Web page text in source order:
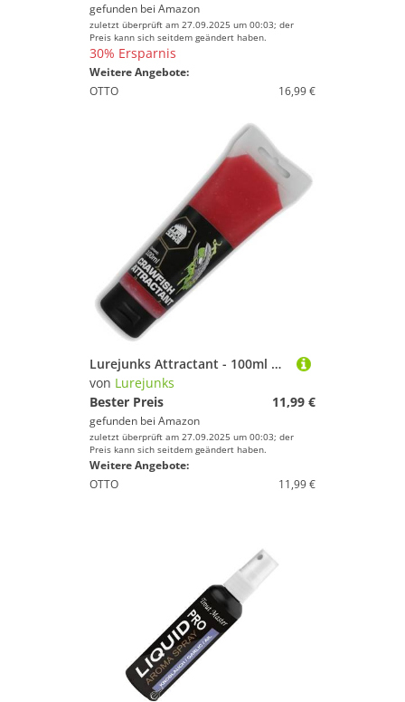
gefunden bei Amazon
zuletzt überprüft am 27.09.2025 um 00:03; der
Preis kann sich seitdem geändert haben.
30% Ersparnis
Weitere Angebote:
OTTO
16,99 €
Lurejunks Attractant - 100ml Paste zum Raubfischangeln, Lockstoff, Farbe/Aroma:Rot/Krustentier
von Lurejunks
Bester Preis
11,99 €
gefunden bei Amazon
zuletzt überprüft am 27.09.2025 um 00:03; der
Preis kann sich seitdem geändert haben.
Weitere Angebote:
OTTO
11,99 €